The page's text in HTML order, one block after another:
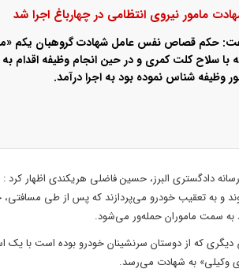
مامور نیروی انتظامی در چهارباغ اجرا شد
حکم قصاص نفس عامل شهادت گروهبان یکم
با سلاح کلت کمری و در حین انجام وظیفه اقدام به
وظیفه شناس نموده بود به اجرا درآمد.
دادگستری البرز، حسین فاضلی هریکندی اظهار کرد
به تعقیب خودرو می‌پردازند که پس از طی مسافتی،
به سمت ماموران حمله‌ور می‌شود.
که از دوستان سرنشینان خودرو بوده است با
وکیلی» به شهادت می‌رسد.